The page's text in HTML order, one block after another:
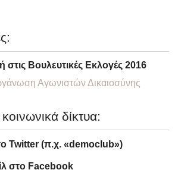
στις Βουλευτικές Εκλογές 2016
Αγωνιστών Δικαιοσύνης
δίκτυα:
Twitter (π.χ. «democlub»)
στο Facebook